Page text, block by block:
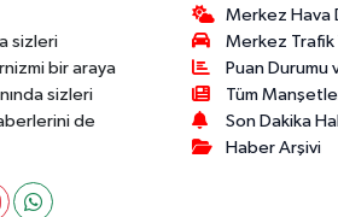
sizleri
bir araya
sizleri
de
Merkez Hava
Merkez Trafik
Puan Durumu
Tüm
Son Dakika
Haber Arşivi